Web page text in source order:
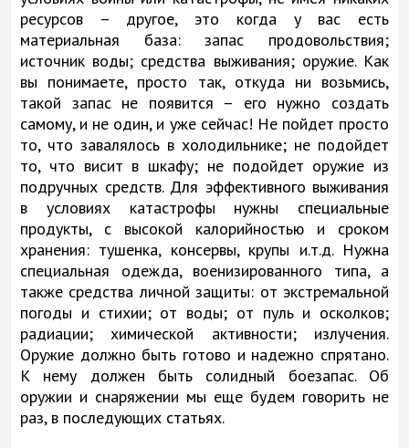
ресурсов – другое, это когда у вас есть
материальная база: запас продовольствия;
источник воды; средства выживания; оружие. Как
вы понимаете, просто так, откуда ни возьмись,
такой запас не появится – его нужно создать
самому, и не один, и уже сейчас! Не пойдет просто
то, что завалялось в холодильнике; не подойдет
то, что висит в шкафу; не подойдет оружие из
подручных средств. Для эффективного выживания
в условиях катастрофы нужны специальные
продукты, с высокой калорийностью и сроком
хранения: тушенка, консервы, крупы и.т.д. Нужна
специальная одежда, военизированного типа, а
также средства личной защиты: от экстремальной
погоды и стихии; от воды; от пуль и осколков;
радиации; химической активности; излучения.
Оружие должно быть готово и надежно спрятано.
К нему должен быть солидный боезапас. Об
оружии и снаряжении мы еще будем говорить не
раз, в последующих статьях.